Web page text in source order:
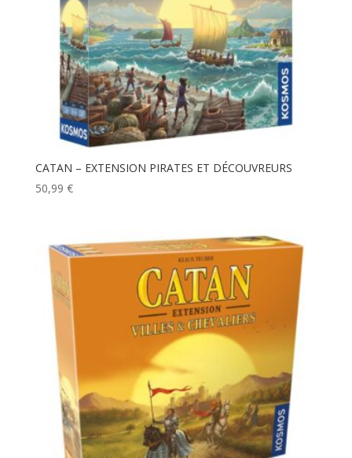
CATAN – EXTENSION PIRATES ET DÉCOUVREURS
50,99 €